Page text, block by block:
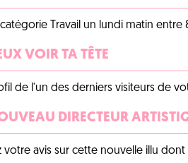
Travail un lundi matin entre
VOIR TA TÊTE
de l'un des derniers visiteurs de
DIRECTEUR
votre avis sur cette nouvelle illu